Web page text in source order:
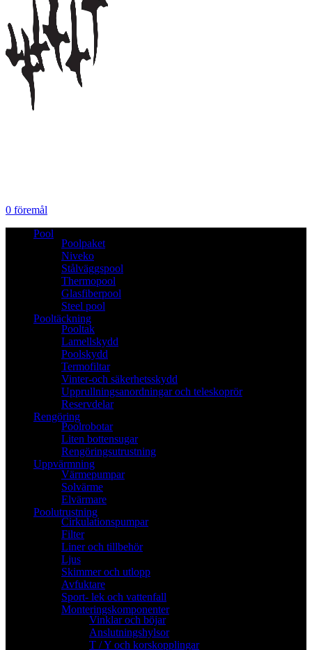
0 föremål
Pool
Poolpaket
Niveko
Stålväggspool
Thermopool
Glasfiberpool
Steel pool
Pooltäckning
Pooltak
Lamellskydd
Poolskydd
Termofiltar
Vinter-och säkerhetsskydd
Upprullningsanordningar och teleskoprör
Reservdelar
Rengöring
Poolrobotar
Liten bottensugar
Rengöringsutrustning
Uppvärmning
Värmepumpar
Solvärme
Elvärmare
Poolutrustning
Cirkulationspumpar
Filter
Liner och tillbehör
Ljus
Skimmer och utlopp
Avfuktare
Sport- lek och vattenfall
Monteringskomponenter
Vinklar och böjar
Anslutningshylsor
T / Y och korskopplingar